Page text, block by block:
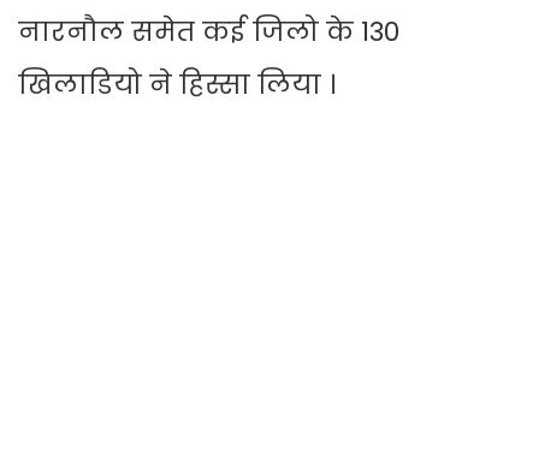
नारनौल समेत कई जिलो के 130
खिलाडियो ने हिस्सा लिया ।